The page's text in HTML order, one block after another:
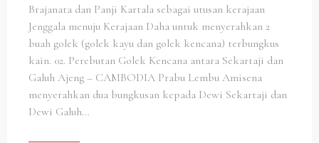
Brajanata dan Panji Kartala sebagai utusan kerajaan
Jenggala menuju Kerajaan Daha untuk menyerahkan 2
buah golek (golek kayu dan golek kencana) terbungkus
kain. 02. Perebutan Golek Kencana antara Sekartaji dan
Galuh Ajeng – CAMBODIA Prabu Lembu Amisena
menyerahkan dua bungkusan kepada Dewi Sekartaji dan
Dewi Galuh…